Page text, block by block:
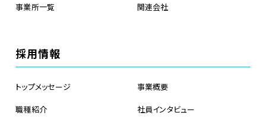
事業所一覧
関連会社
採用情報
トップメッセージ
事業概要
職種紹介
社員インタビュー